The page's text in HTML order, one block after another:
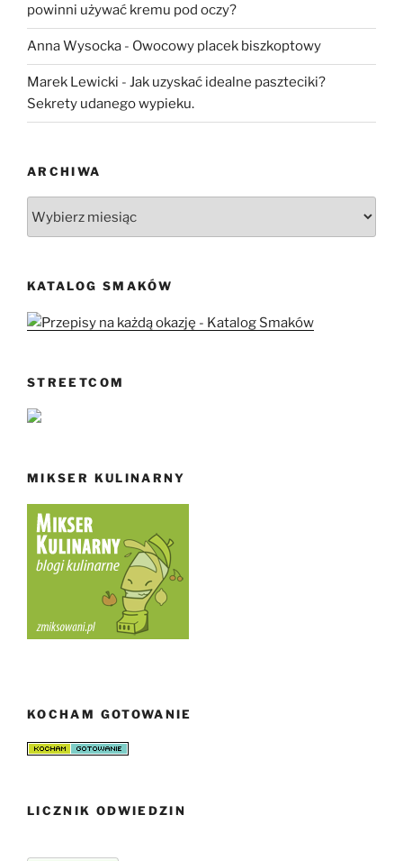
powinni używać kremu pod oczy?
Anna Wysocka - Owocowy placek biszkoptowy
Marek Lewicki - Jak uzyskać idealne paszteciki?
Sekrety udanego wypieku.
ARCHIWA
KATALOG SMAKÓW
STREETCOM
MIKSER KULINARNY
KOCHAM GOTOWANIE
LICZNIK ODWIEDZIN